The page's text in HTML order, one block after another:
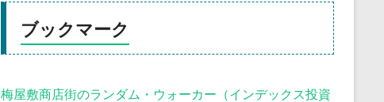
ブックマーク
梅屋敷商店街のランダム・ウォーカー（インデックス投資